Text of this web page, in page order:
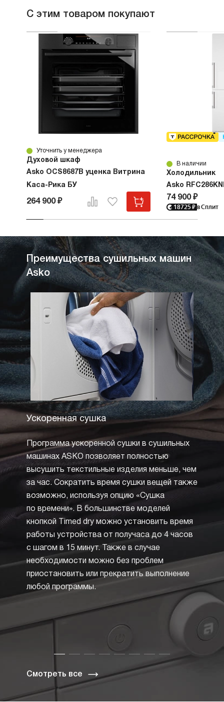
С этим товаром покупают
Уточнить у менеджера
Духовой шкаф
Asko OCS8687B уценка Витрина
Каса-Рика БУ
264 900 ₽
В наличии
Холодильник
Asko
74 900 ₽
18725 ₽ в Сплит
Преимущества сушильных машин
Asko
Ускоренная сушка
Программа ускоренной сушки в сушильных
машинах ASKO позволяет полностью
высушить текстильные изделия меньше, чем
за час. Сократить время сушки вещей также
возможно, используя опцию «Сушка
по времени». В большинстве моделей
кнопкой Timed dry можно установить время
работы устройства от получаса до 4 часов
с шагом в 15 минут. Также в случае
необходимости можно без проблем
приостановить или прекратить выполнение
любой программы.
в
Смотреть все